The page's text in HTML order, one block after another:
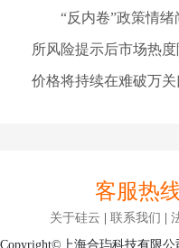
“反内卷”政策情
所风险提示后市场热
价格将持续在难破万关
客服热
关于硅云 | 联系我们 |
Copyright©上海合玙科技有限公